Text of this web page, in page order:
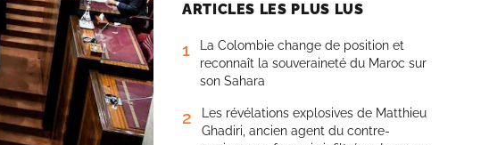
ARTICLES LES PLUS LUS
1
La Colombie change de position et
reconnaît la souveraineté du Maroc sur
son Sahara
2
Les révélations explosives de Matthieu
Ghadiri, ancien agent du contre-